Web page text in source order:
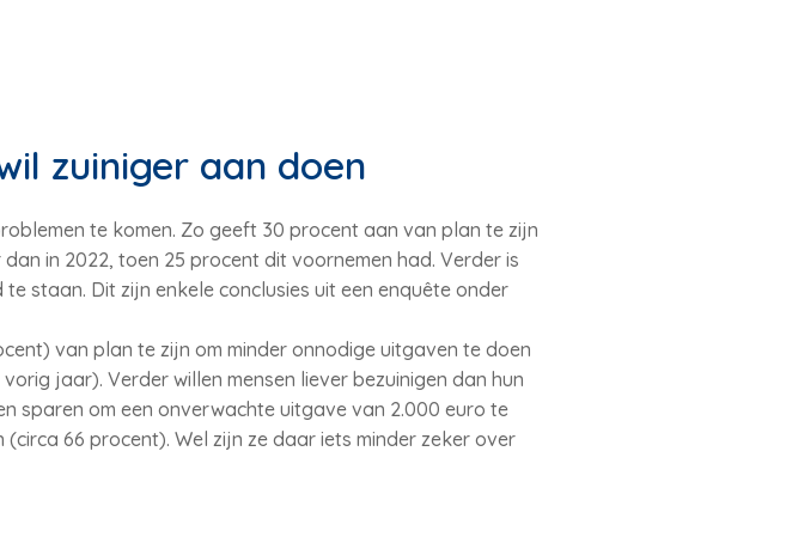
zuiniger aan doen
te komen. Zo geeft 30 procent aan van plan te zijn
in 2022, toen 25 procent dit voornemen had. Verder is
staan. Dit zijn enkele conclusies uit een enquête onder
van plan te zijn om minder onnodige uitgaven te doen
jaar). Verder willen mensen liever bezuinigen dan hun
sparen om een onverwachte uitgave van 2.000 euro te
66 procent). Wel zijn ze daar iets minder zeker over